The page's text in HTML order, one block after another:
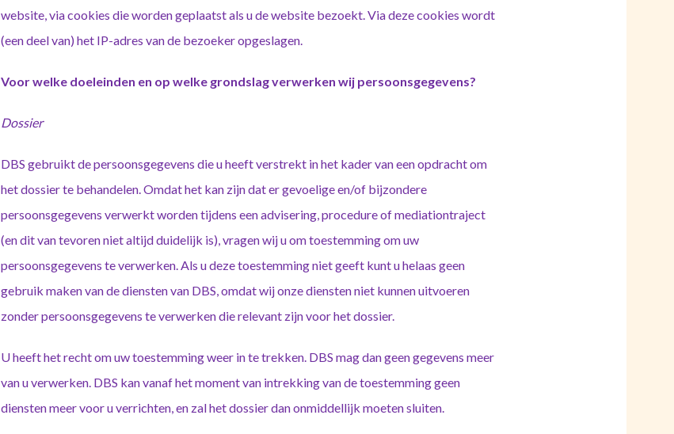
website, via cookies die worden geplaatst als u de website bezoekt. Via deze cookies wordt
(een deel van) het IP-adres van de bezoeker opgeslagen.
Voor welke doeleinden en op welke grondslag verwerken wij persoonsgegevens?
Dossier
DBS gebruikt de persoonsgegevens die u heeft verstrekt in het kader van een opdracht om
het dossier te behandelen. Omdat het kan zijn dat er gevoelige en/of bijzondere
persoonsgegevens verwerkt worden tijdens een advisering, procedure of mediationtraject
(en dit van tevoren niet altijd duidelijk is), vragen wij u om toestemming om uw
persoonsgegevens te verwerken. Als u deze toestemming niet geeft kunt u helaas geen
gebruik maken van de diensten van DBS, omdat wij onze diensten niet kunnen uitvoeren
zonder persoonsgegevens te verwerken die relevant zijn voor het dossier.
U heeft het recht om uw toestemming weer in te trekken. DBS mag dan geen gegevens meer
van u verwerken. DBS kan vanaf het moment van intrekking van de toestemming geen
diensten meer voor u verrichten, en zal het dossier dan onmiddellijk moeten sluiten.